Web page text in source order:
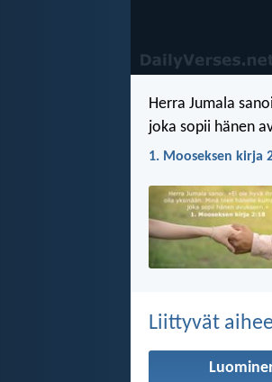
Herra Jumala
joka sopii hänen
1. Mooseksen kirja
Liittyvät